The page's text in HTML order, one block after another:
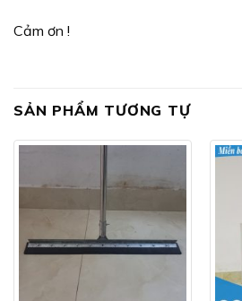
Cảm ơn !
SẢN PHẨM TƯƠNG TỰ